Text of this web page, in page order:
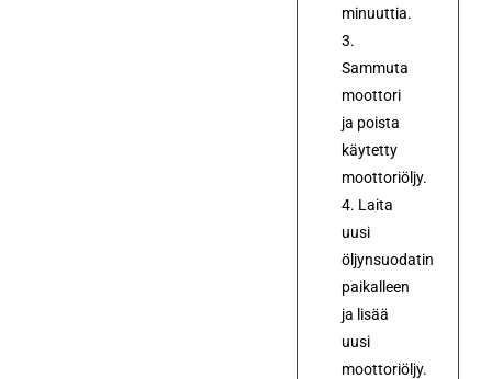
minuuttia.
3.
Sammuta
moottori
ja poista
käytetty
moottoriöljy.
4. Laita
uusi
öljynsuodatin
paikalleen
ja lisää
uusi
moottoriöljy.